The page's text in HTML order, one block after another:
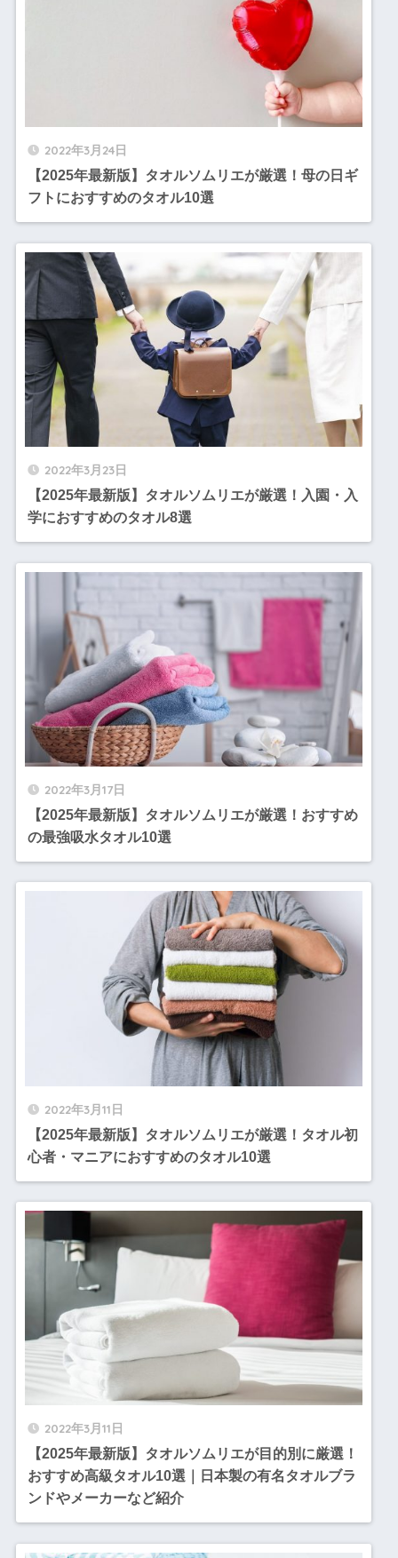
2022年3月24日
【2025年最新版】タオルソムリエが厳選！母の日ギ
フトにおすすめのタオル10選
2022年3月23日
【2025年最新版】タオルソムリエが厳選！入園・入
学におすすめのタオル8選
2022年3月17日
【2025年最新版】タオルソムリエが厳選！おすすめ
の最強吸水タオル10選
2022年3月11日
【2025年最新版】タオルソムリエが厳選！タオル初
心者・マニアにおすすめのタオル10選
2022年3月11日
【2025年最新版】タオルソムリエが目的別に厳選！
おすすめ高級タオル10選｜日本製の有名タオルブラ
ンドやメーカーなど紹介